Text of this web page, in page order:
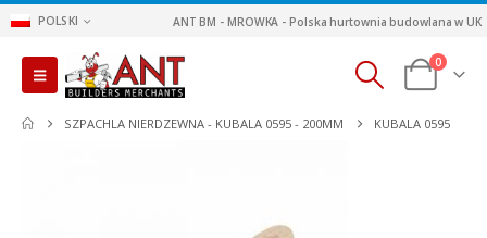
POLSKI ANT BM - MROWKA - Polska hurtownia budowlana w UK
0
SZPACHLA NIERDZEWNA - KUBALA 0595 - 200MM KUBALA 0595